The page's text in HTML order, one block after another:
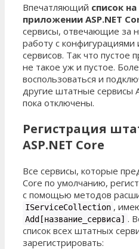
Впечатляющий список
приложении ASP.NET
сервисы, отвечающие за
работу с
сервисов. Так что пустое
не такое уж и пустое.
воспользоваться и
другие штатные сервисы
пока отключены.
Регистрация
ASP.NET Core
Все сервисы, которые
Core по умолчанию,
с помощью методов
IServiceCollection ,
Add[название_сервиса] .
список всех штатных
зарегистрировать: